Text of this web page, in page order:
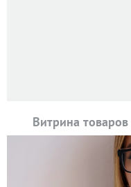
Витрина товаров